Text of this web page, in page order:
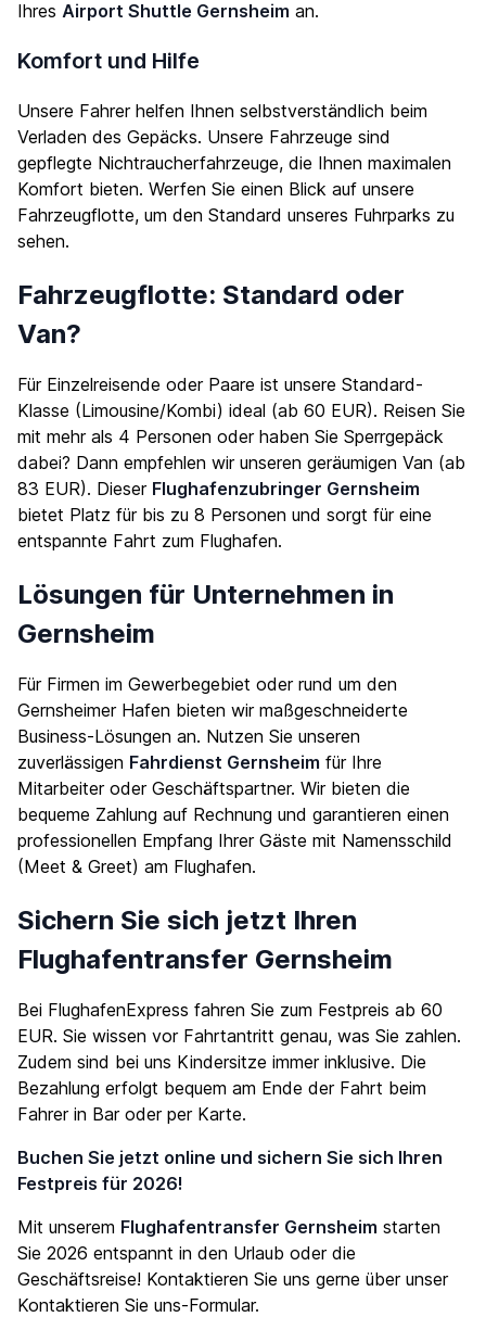
Ihres Airport Shuttle Gernsheim an.
Komfort und Hilfe
Unsere Fahrer helfen Ihnen selbstverständlich beim
Verladen des Gepäcks. Unsere Fahrzeuge sind
gepflegte Nichtraucherfahrzeuge, die Ihnen maximalen
Komfort bieten. Werfen Sie einen Blick auf unsere
Fahrzeugflotte, um den Standard unseres Fuhrparks zu
sehen.
Fahrzeugflotte: Standard oder
Van?
Für Einzelreisende oder Paare ist unsere Standard-
Klasse (Limousine/Kombi) ideal (ab 60 EUR). Reisen Sie
mit mehr als 4 Personen oder haben Sie Sperrgepäck
dabei? Dann empfehlen wir unseren geräumigen Van (ab
83 EUR). Dieser Flughafenzubringer Gernsheim
bietet Platz für bis zu 8 Personen und sorgt für eine
entspannte Fahrt zum Flughafen.
Lösungen für Unternehmen in
Gernsheim
Für Firmen im Gewerbegebiet oder rund um den
Gernsheimer Hafen bieten wir maßgeschneiderte
Business-Lösungen an. Nutzen Sie unseren
zuverlässigen Fahrdienst Gernsheim für Ihre
Mitarbeiter oder Geschäftspartner. Wir bieten die
bequeme Zahlung auf Rechnung und garantieren einen
professionellen Empfang Ihrer Gäste mit Namensschild
(Meet & Greet) am Flughafen.
Sichern Sie sich jetzt Ihren
Flughafentransfer Gernsheim
Bei FlughafenExpress fahren Sie zum Festpreis ab 60
EUR. Sie wissen vor Fahrtantritt genau, was Sie zahlen.
Zudem sind bei uns Kindersitze immer inklusive. Die
Bezahlung erfolgt bequem am Ende der Fahrt beim
Fahrer in Bar oder per Karte.
Buchen Sie jetzt online und sichern Sie sich Ihren
Festpreis für 2026!
Mit unserem Flughafentransfer Gernsheim starten
Sie 2026 entspannt in den Urlaub oder die
Geschäftsreise! Kontaktieren Sie uns gerne über unser
Kontaktieren Sie uns-Formular.